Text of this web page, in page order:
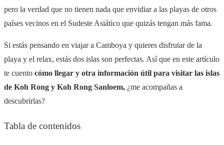
pero la verdad que no tienen nada que envidiar a las playas de otros
países vecinos en el Sudeste Asiático que quizás tengan más fama.
Si estás pensando en viajar a Camboya y quieres disfrutar de la
playa y el relax, estás dos islas son perfectas. Así que en este artículo
te cuento cómo llegar y otra información útil para visitar las islas
de Koh Rong y Koh Rong Sanloem, ¿me acompañas a
descubrirlas?
Tabla de contenidos